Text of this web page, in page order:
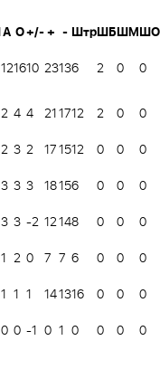
А О+/- + - Штр ШБ ШМ ШО
121610 23136 2 0 0
2 4 4 21 1712 2 0 0
2 3 2 17 1512 0 0 0
3 3 3 18156 0 0 0
3 3 -2 12148 0 0 0
1 2 0 7 7 6 0 0 0
1 1 1 141316 0 0 0
0 0 -1 0 1 0 0 0 0